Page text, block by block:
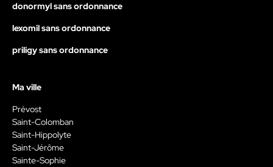
donormyl sans ordonnance
lexomil sans ordonnance
priligy sans ordonnance
Ma ville
Prévost
Saint-Colomban
Saint-Hippolyte
Saint-Jérôme
Sainte-Sophie